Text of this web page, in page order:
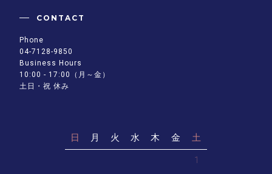
日 月 火 水 木 金 土
1
CONTACT
Phone
04-7128-9850
Business Hours
10:00 - 17:00（月～金）
土日・祝 休み